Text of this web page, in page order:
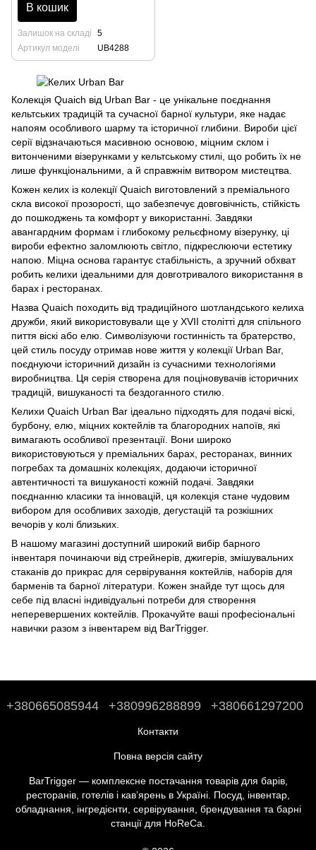
В кошик
Залишок на складі
5
Артикул моделі
UB4288
Колекція Quaich від Urban Bar - це унікальне поєднання
кельтських традицій та сучасної барної культури, яке надає
напоям особливого шарму та історичної глибини. Вироби цієї
серії відзначаються масивною основою, міцним склом і
витонченими візерунками у кельтському стилі, що робить їх не
лише функціональними, а й справжнім витвором мистецтва.
Кожен келих із колекції Quaich виготовлений з преміального
скла високої прозорості, що забезпечує довговічність, стійкість
до пошкоджень та комфорт у використанні. Завдяки
авангардним формам і глибокому рельєфному візерунку, ці
вироби ефектно заломлюють світло, підкреслюючи естетику
напою. Міцна основа гарантує стабільність, а зручний обхват
робить келихи ідеальними для довготривалого використання в
барах і ресторанах.
Назва Quaich походить від традиційного шотландського келиха
дружби, який використовували ще у XVII столітті для спільного
пиття віскі або елю. Символізуючи гостинність та братерство,
цей стиль посуду отримав нове життя у колекції Urban Bar,
поєднуючи історичний дизайн із сучасними технологіями
виробництва. Ця серія створена для поціновувачів історичних
традицій, вишуканості та бездоганного стилю.
Келихи Quaich Urban Bar ідеально підходять для подачі віскі,
бурбону, елю, міцних коктейлів та благородних напоїв, які
вимагають особливої презентації. Вони широко
використовуються у преміальних барах, ресторанах, винних
погребах та домашніх колекціях, додаючи історичної
автентичності та вишуканості кожній подачі. Завдяки
поєднанню класики та інновацій, ця колекція стане чудовим
вибором для особливих заходів, дегустацій та розкішних
вечорів у колі близьких.
В нашому магазині доступний широкий вибір барного
інвентаря починаючи від стрейнерів, джигерів, змішувальних
стаканів до прикрас для сервірування коктейлів наборів для
барменів та барної літератури . Кожен знайде тут щось для
себе під власні індивідуальні потреби для створення
неперевершених коктейлів. Прокачуйте ваші професіональні
навички разом з інвентарем від BarTrigger.
+380665085944 +380996288899 +380661297200
Контакти
Повна версія сайту
BarTrigger — комплексне постачання товарів для барів,
ресторанів, готелів і кав’ярень в Україні. Посуд, інвентар,
обладнання, інгредієнти, сервірування, брендування та барні
станції для HoReCa.